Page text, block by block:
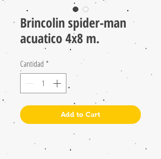
Brincolin spider-man
acuatico 4x8 m.
Cantidad *
Add to Cart